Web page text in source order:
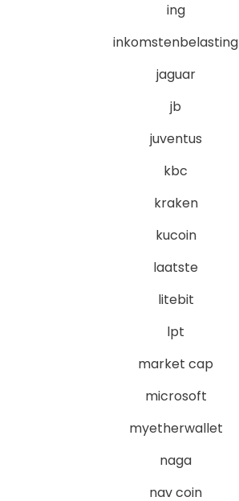
ing
inkomstenbelasting
jaguar
jb
juventus
kbc
kraken
kucoin
laatste
litebit
lpt
market cap
microsoft
myetherwallet
naga
nav coin